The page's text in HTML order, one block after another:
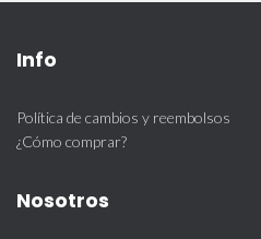
Info
Política de cambios y reembolsos
¿Cómo comprar?
Nosotros